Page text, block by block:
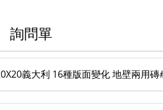
詢問單
義大利 16種版面變化 地壁兩用